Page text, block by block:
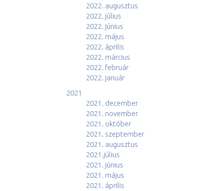
2022. augusztus
2022. július
2022. június
2022. május
2022. április
2022. március
2022. február
2022. január
2021
2021. december
2021. november
2021. október
2021. szeptember
2021. augusztus
2021.július
2021. június
2021. május
2021. április